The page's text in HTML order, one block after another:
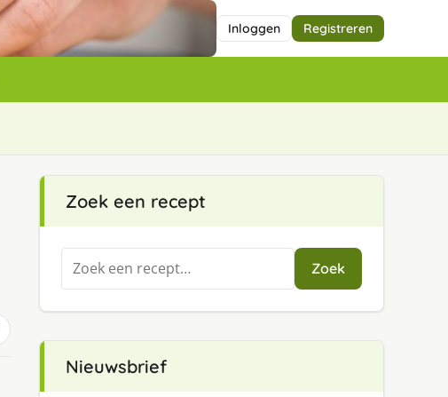
Inloggen Registreren
Zoek een recept
Zoeken
naar:
Zoek
Nieuwsbrief